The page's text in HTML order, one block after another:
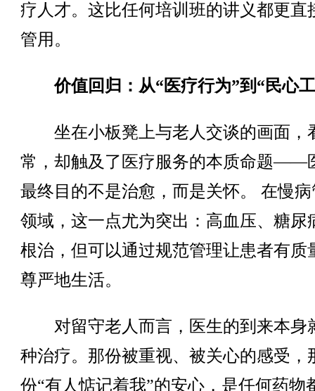
疗人才。这比任何培训班的讲义都更直
管用。
价值回归：从“医疗行为”到“民心
坐在小板凳上与老人交谈的画面，
常，却触及了医疗服务的本质命题——
最终目的不是治愈，而是关怀。 在慢
领域，这一点尤为突出：高血压、糖尿
根治，但可以通过规范管理让患者有质
尊严地生活。
对留守老人而言，医生的到来本身
种治疗。那份被重视、被关心的感受，
份“有人惦记着我”的安心，是任何药物